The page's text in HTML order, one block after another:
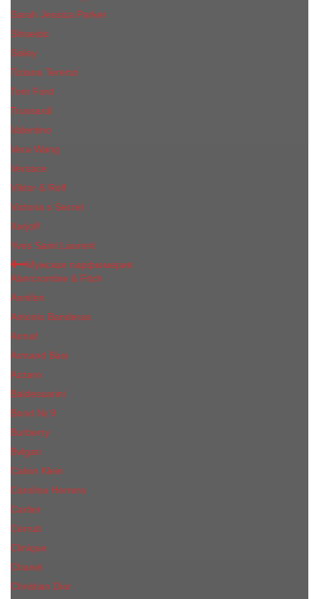
Sarah Jessica Parker
Shiseido
Sisley
Tiziana Terenzi
Tom Ford
Trussardi
Valentino
Vera Wang
Versace
Viktor & Rolf
Victoria s Secret
Xerjoff
Yves Saint Laurent
Мужская парфюмерия
Abercrombie & Fitch
Annifen
Antonio Banderas
Armaf
Armand Basi
Azzaro
Baldessarini
Bond № 9
Burberry
Bvlgari
Calvin Klein
Carolina Herrera
Cartier
Cerruti
Сliniquе
Chanel
Christian Dior